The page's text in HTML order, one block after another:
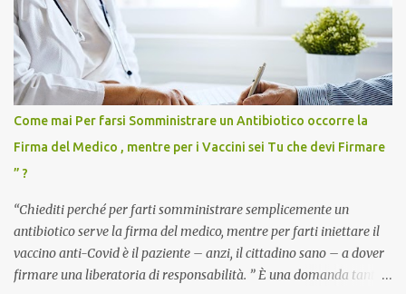
Come mai Per farsi Somministrare un Antibiotico occorre la
Firma del Medico , mentre per i Vaccini sei Tu che devi Firmare
” ?
“Chiediti perché per farti somministrare semplicemente un
antibiotico serve la firma del medico, mentre per farti iniettare il
vaccino anti-Covid è il paziente – anzi, il cittadino sano – a dover
firmare una liberatoria di responsabilità. ” È una domanda tanto